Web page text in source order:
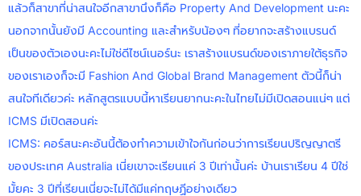
แล้วก็สาขาที่น่าสนใจอีกสาขานึงก็คือ Property And Development นะคะ
นอกจากนั้นยังมี Accounting และสำหรับน้องๆ ที่อยากจะสร้างแบรนด์
เป็นของตัวเองนะคะไม่ใช่ดีไซน์เนอร์นะ เราสร้างแบรนด์ของเราภายใต้ธุรกิจ
ของเราเองก็จะมี Fashion And Global Brand Management ตัวนี้ก็น่า
สนใจทีเดียวค่ะ หลักสูตรแบบนี้หาเรียนยากนะคะในไทยไม่มีเปิดสอนแน่ๆ แต่
ICMS มีเปิดสอนค่ะ
ICMS: คอร์สนะคะอันนี้ต้องทำความเข้าใจกันก่อนว่าการเรียนปริญญาตรี
ของประเทศ Australia เนี่ยเขาจะเรียนแค่ 3 ปีเท่านั้นค่ะ บ้านเราเรียน 4 ปีใช่
มั้ยคะ 3 ปีที่เรียนเนี่ยจะไม่ได้มีแค่ทฤษฏีอย่างเดียว